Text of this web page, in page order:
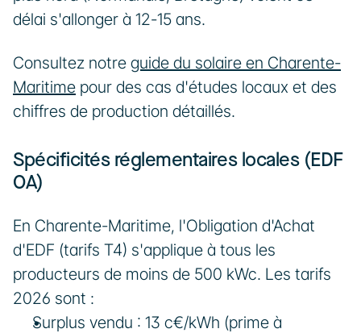
délai s'allonger à 12-15 ans.
Consultez notre guide du solaire en Charente-
Maritime pour des cas d'études locaux et des
chiffres de production détaillés.
Spécificités réglementaires locales (EDF
OA)
En Charente-Maritime, l'Obligation d'Achat
d'EDF (tarifs T4) s'applique à tous les
producteurs de moins de 500 kWc. Les tarifs
2026 sont :
Surplus vendu : 13 c€/kWh (prime à